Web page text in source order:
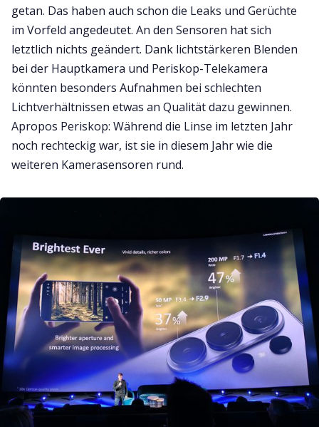
getan. Das haben auch schon die Leaks und Gerüchte
im Vorfeld angedeutet. An den Sensoren hat sich
letztlich nichts geändert. Dank lichtstärkeren Blenden
bei der Hauptkamera und Periskop-Telekamera
könnten besonders Aufnahmen bei schlechten
Lichtverhältnissen etwas an Qualität dazu gewinnen.
Apropos Periskop: Während die Linse im letzten Jahr
noch rechteckig war, ist sie in diesem Jahr wie die
weiteren Kamerasensoren rund.